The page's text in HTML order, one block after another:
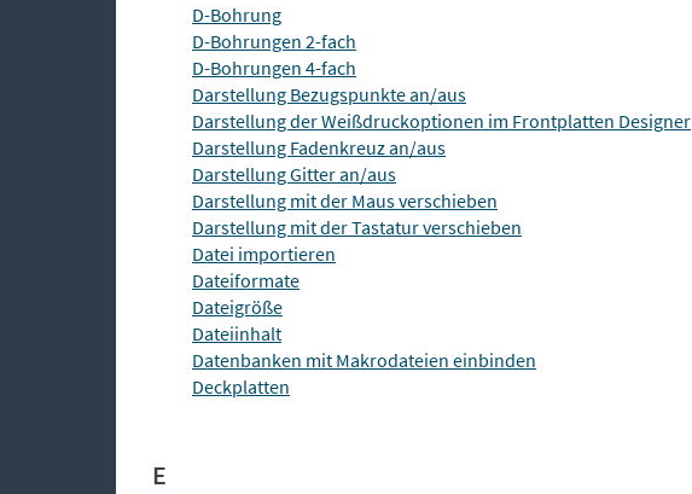
D-Bohrung
D-Bohrungen 2-fach
D-Bohrungen 4-fach
Darstellung Bezugspunkte an/aus
Darstellung der Weißdruckoptionen im Frontplatten Designer
Darstellung Fadenkreuz an/aus
Darstellung Gitter an/aus
Darstellung mit der Maus verschieben
Darstellung mit der Tastatur verschieben
Datei importieren
Dateiformate
Dateigröße
Dateiinhalt
Datenbanken mit Makrodateien einbinden
Deckplatten
E